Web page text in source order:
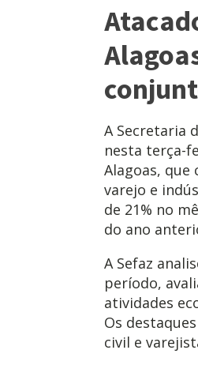
A Secretaria
nesta terça-
Alagoas, que
varejo e
de 21% no
do ano
A Sefaz
período,
atividades
Os
civil e